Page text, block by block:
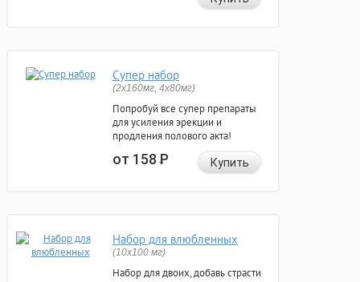
Супер набор
(2х160мг, 4х80мг)
Попробуй все супер препараты
для усиления эрекции и
продления полового акта!
от 158Р Купить
Набор для влюбленных
(10х100 мг)
Набор для двоих, добавь страсти